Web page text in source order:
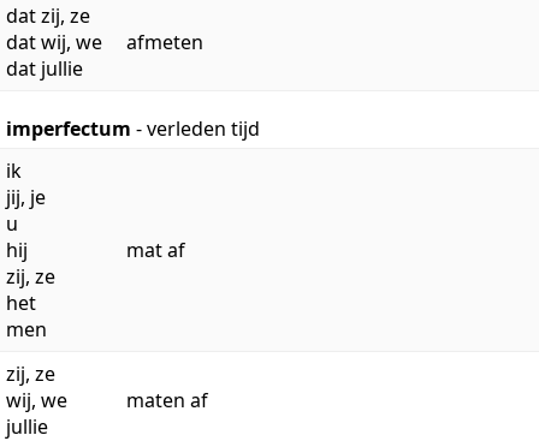
dat zij, ze
dat wij, we
dat jullie
afmeten
imperfectum - verleden tijd
ik
jij, je
u
hij
zij, ze
het
men
mat af
zij, ze
wij, we
jullie
maten af